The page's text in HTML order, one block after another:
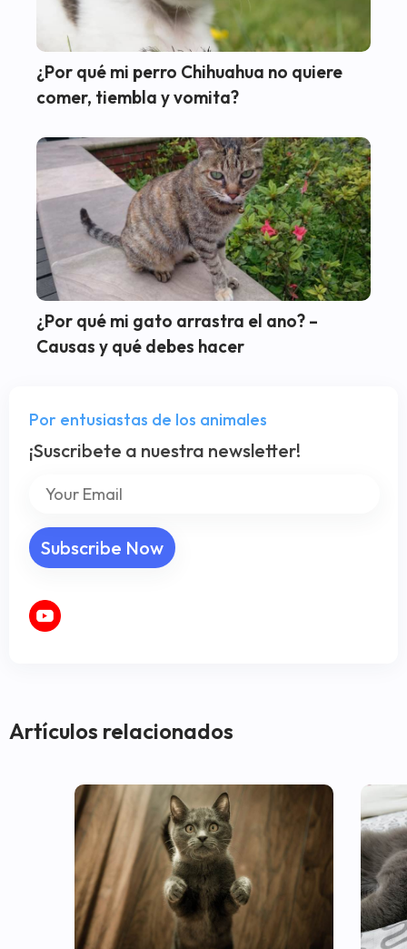
¿Por qué mi perro Chihuahua no quiere
comer, tiembla y vomita?
¿Por qué mi gato arrastra el ano? –
Causas y qué debes hacer
Por entusiastas de los animales
¡Suscribete a nuestra newsletter!
Artículos relacionados